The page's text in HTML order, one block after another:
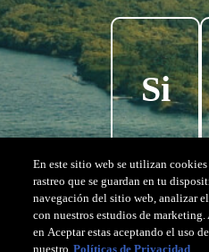
Si
En este sitio web se utilizan
rastreo que se guardan en tu
navegación del sitio web, analizar
con nuestros estudios de
en Aceptar estas aceptando el uso
nuestro Políticas de Privacidad